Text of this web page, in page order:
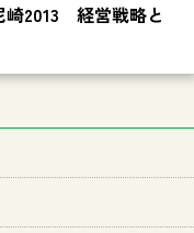
崎2013 経営戦略と